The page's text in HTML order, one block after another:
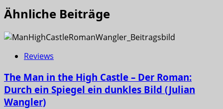
Ähnliche Beiträge
Reviews
The Man in the High Castle – Der Roman:
Durch ein Spiegel ein dunkles Bild (Julian
Wangler)